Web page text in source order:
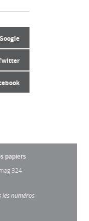
papiers
324
les numéros